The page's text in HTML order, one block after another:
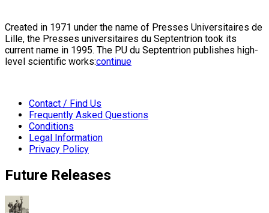
Created in 1971 under the name of Presses Universitaires de
Lille, the Presses universitaires du Septentrion took its
current name in 1995. The PU du Septentrion publishes high-
level scientific works:continue
Contact / Find Us
Frequently Asked Questions
Conditions
Legal Information
Privacy Policy
Future Releases